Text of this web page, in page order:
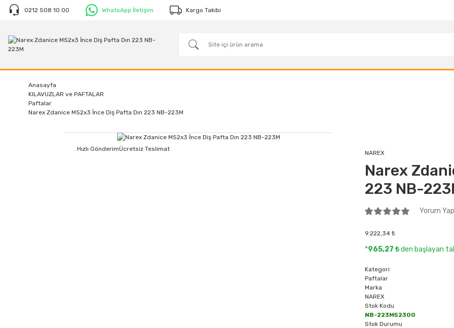
0212 508 10 00 WhatsApp İletişim Kargo Takibi
Anasayfa
KILAVUZLAR ve PAFTALAR
Paftalar
Narex Zdanice M52x3 İnce Diş Pafta Dın 223 NB-223M
Hızlı GönderimÜcretsiz Teslimat
NAREX
Narex
223 NB-
Yorum
9.222,34 ₺
*965,27 ₺den başlayan
Kategori
Paftalar
Marka
NAREX
Stok Kodu
NB-223M52300
Stok Durumu